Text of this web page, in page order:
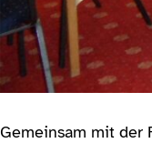
Gemeinsam mit der